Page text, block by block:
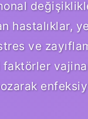
hastalıklar,
ve